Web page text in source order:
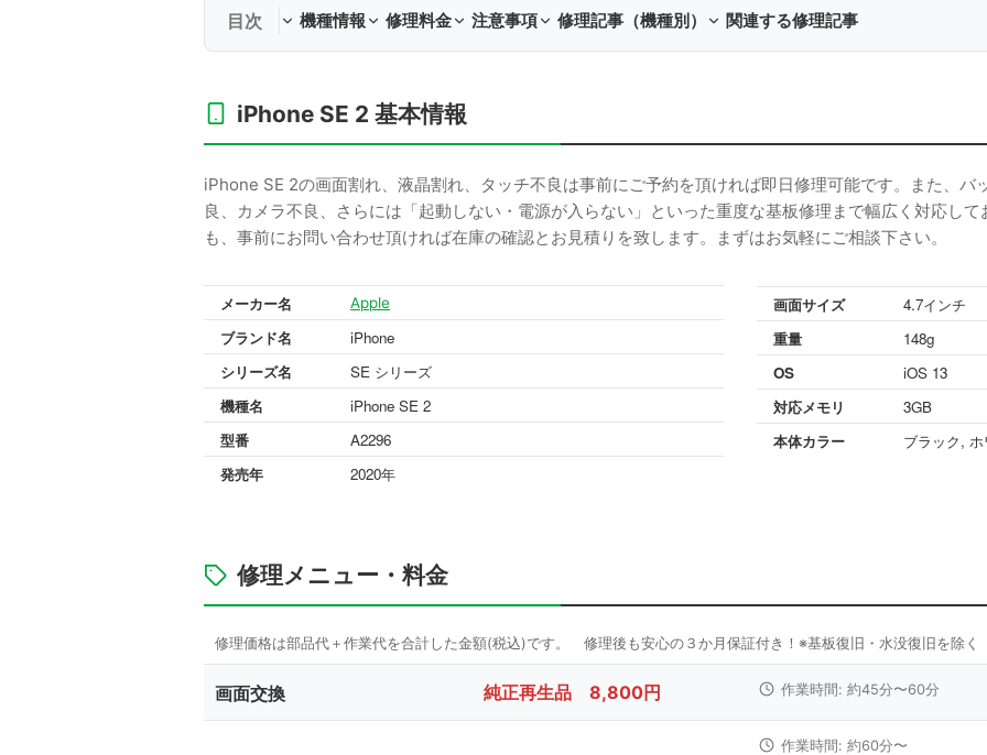
機種情報 修理料金 注意事項 修理記事（機種別） 関連する修理記事
iPhone SE 2 基本情報
iPhone SE 2の画面割れ、液晶割れ、タッチ不良は事前にご予約を頂ければ即日修理可能です。また、バ
良、カメラ不良、さらには「起動しない・電源が入らない」といった重度な基板修理まで幅広く対応し
も、事前にお問い合わせ頂ければ在庫の確認とお見積りを致します。まずはお気軽にご相談下さい。
メーカー名 Apple
ブランド名
iPhone
シリーズ名
SE シリーズ
機種名
iPhone SE 2
型番
A2296
発売年
2020年
画面サイズ
4.7インチ
重量
148g
OS
iOS 13
対応メモリ
3GB
本体カラー
ブラック,
修理メニュー・料金
画面交換 純正再生品 8,800円 作業時間: 約45分〜60分
作業時間: 約60分〜